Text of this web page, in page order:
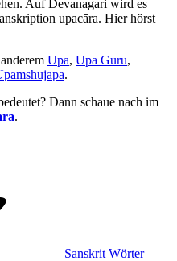
Auf Devanagari wird es
upacāra. Hier hörst
Upa, Upa Guru,
.
Dann schaue nach im
.
Sanskrit Wörter